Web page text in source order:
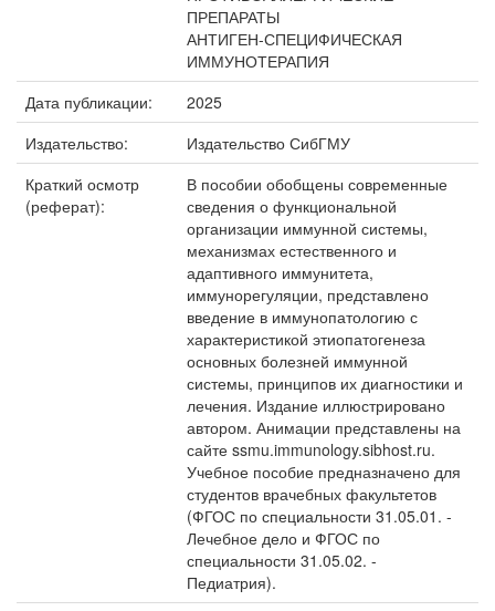
ПРЕПАРАТЫ
АНТИГЕН-СПЕЦИФИЧЕСКАЯ
ИММУНОТЕРАПИЯ
Дата публикации:
2025
Издательство:
Издательство СибГМУ
Краткий осмотр
(реферат):
В пособии обобщены современные
сведения о функциональной
организации иммунной системы,
механизмах естественного и
адаптивного иммунитета,
иммунорегуляции, представлено
введение в иммунопатологию с
характеристикой этиопатогенеза
основных болезней иммунной
системы, принципов их диагностики и
лечения. Издание иллюстрировано
автором. Анимации представлены на
сайте ssmu.immunology.sibhost.ru.
Учебное пособие предназначено для
студентов врачебных факультетов
(ФГОС по специальности 31.05.01. -
Лечебное дело и ФГОС по
специальности 31.05.02. -
Педиатрия).